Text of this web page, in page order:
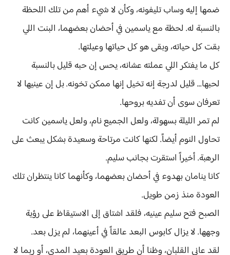
ضمها إليه وساب تليفونه، وكأن لا شيء أهم من تلك اللحظة
بالنسبة له. لحظة مع ياسمين في أحضان بعضهما، البنت اللي
بقت كل حياته، وبقى هو كل حياتها وعيلتها.
كل ما يفتكر اللي عملته عشانه، يحس إن حبه قليل بالنسبة
لحبها... قليل لدرجة إنه تخيل إنها ممكن تخونه. بل إن عينيها لا
تعرفان سوى أن تفديه بروحها.
لم تمر الليلة بسهولة، ولعل الجميع نام، ولعل ياسمين كانت
تحاول النوم أيضاً. لكنها كانت مرتاحة وسعيدة بشكل يبعث على
الرهبة. أخيراً استقرت بجانب سليم.
كانا ينامان بهدوء في أحضان بعضهما، وكأنهما كانا ينتظران تلك
العودة منذ زمن طويل.
الصبح فتح سليم عينيه، فلقد اشتاق إلى الاستيقاظ على رؤية
وجهها. لا يزال كابوس البعد عالقاً في أعينهما، لم يزل بعد.
لقد عانى القلبان، وظنا أن طريق العودة بعيد المدى، أو ربما لا